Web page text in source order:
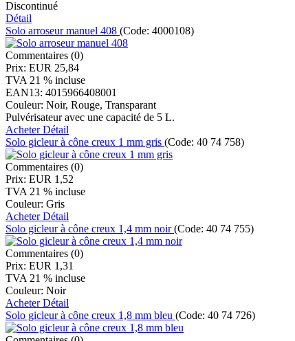
Discontinué
Détail
Solo arroseur manuel 408 (Code: 4000108)
Commentaires (0)
Prix: EUR 25,84
TVA 21 % incluse
EAN13: 4015966408001
Couleur: Noir, Rouge, Transparant
Pulvérisateur avec une capacité de 5 L.
AcheterDétail
Solo gicleur à cône creux 1 mm gris (Code: 40 74 758)
Commentaires (0)
Prix: EUR 1,52
TVA 21 % incluse
Couleur: Gris
AcheterDétail
Solo gicleur à cône creux 1,4 mm noir(Code: 40 74 755)
Commentaires (0)
Prix: EUR 1,31
TVA 21 % incluse
Couleur: Noir
AcheterDétail
Solo gicleur à cône creux 1,8 mm bleu (Code: 40 74 726)